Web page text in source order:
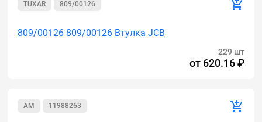
TUXAR 809/00126
809/00126 809/00126 Втулка JCB
229 шт
от 620.16 ₽
AM 11988263